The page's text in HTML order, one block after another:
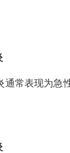
常表现为急